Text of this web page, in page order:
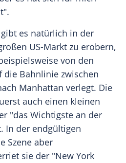
es natürlich in der
US-Markt zu erobern,
von den
die Bahnlinie zwischen
Manhattan verlegt. Die
auch einen kleinen
"das Wichtigste an der
In der endgültigen
Szene aber
sie der "New York